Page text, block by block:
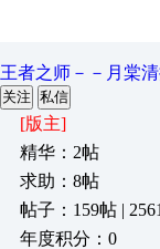
王者之师－－月棠
关注 私信
[版主]
精华：2帖
求助：8帖
帖子：159帖 |
年度积分：0